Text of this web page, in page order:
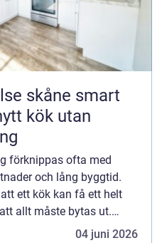
smart
kök utan
förknippas ofta med
och lång byggtid.
ett kök kan få ett helt
allt måste bytas ut.
går det att behålla
04 juni 2026